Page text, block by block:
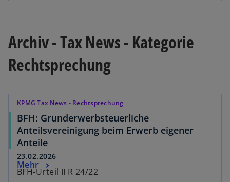
Archiv - Tax News - Kategorie
Rechtsprechung
KPMG Tax News - Rechtsprechung
BFH: Grunderwerbsteuerliche
Anteilsvereinigung beim Erwerb eigener
Anteile
23.02.2026
BFH-Urteil II R 24/22
Mehr